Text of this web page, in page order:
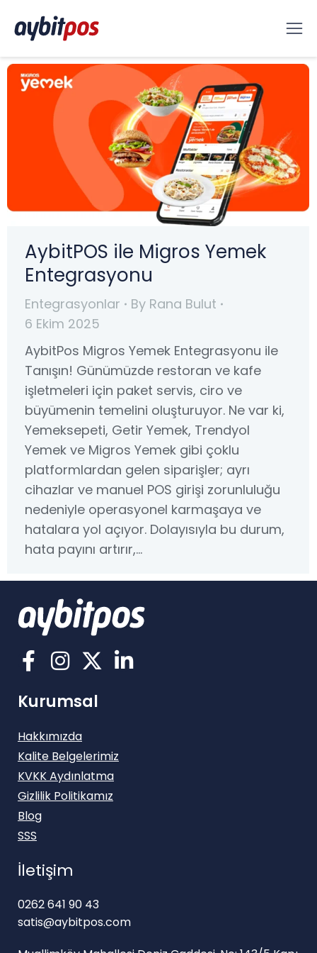
AybitPOS ile Migros Yemek
Entegrasyonu
Entegrasyonlar By Rana Bulut
6 Ekim 2025
AybitPos Migros Yemek Entegrasyonu ile
Tanışın! Günümüzde restoran ve kafe
işletmeleri için paket servis, ciro ve
büyümenin temelini oluşturuyor. Ne var ki,
Yemeksepeti, Getir Yemek, Trendyol
Yemek ve Migros Yemek gibi çoklu
platformlardan gelen siparişler; ayrı
cihazlar ve manuel POS girişi zorunluluğu
nedeniyle operasyonel karmaşaya ve
hatalara yol açıyor. Dolayısıyla bu durum,
hata payını artırır,…
Kurumsal
Hakkımızda
Kalite Belgelerimiz
KVKK Aydınlatma
Gizlilik Politikamız
Blog
SSS
İletişim
0262 641 90 43
satis@aybitpos.com